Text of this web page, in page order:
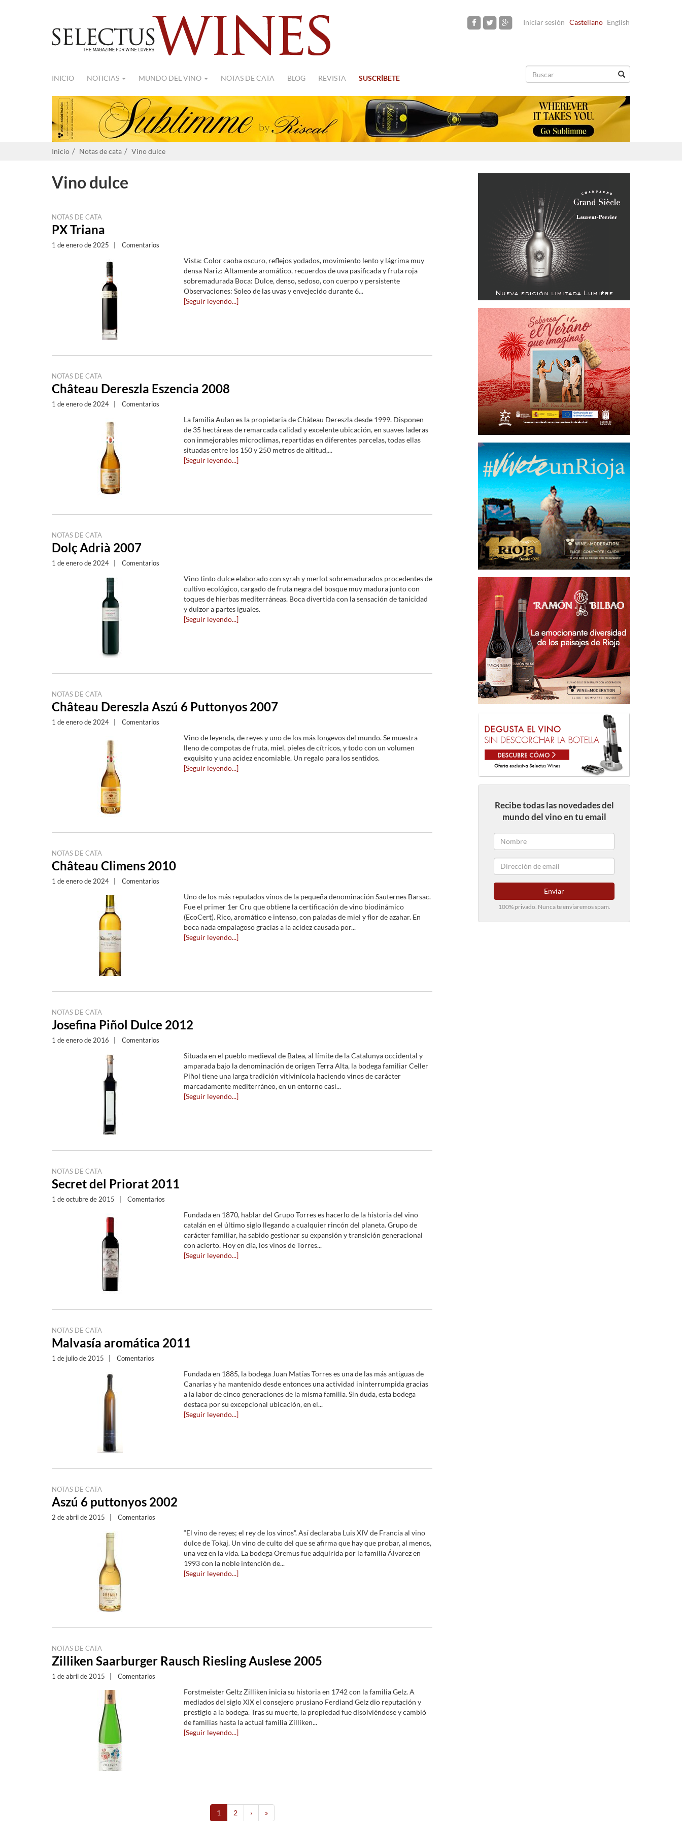
Iniciar sesión Castellano English
INICIO NOTICIAS MUNDO DEL VINO NOTAS DE CATA BLOG REVISTA SUSCRÍBETE
Inicio Notas de cata Vino dulce
Vino dulce
NOTAS DE CATA
PX Triana
1 de enero de 2025 Comentarios
Vista: Color caoba oscuro, reflejos yodados, movimiento lento y lágrima muy
densa Nariz: Altamente aromático, recuerdos de uva pasificada y fruta roja
sobremadurada Boca: Dulce, denso, sedoso, con cuerpo y persistente
Observaciones: Soleo de las uvas y envejecido durante 6...
[Seguir leyendo...]
NOTAS DE CATA
Château Dereszla Eszencia 2008
1 de enero de 2024 Comentarios
La familia Aulan es la propietaria de Château Dereszla desde 1999. Disponen
de 35 hectáreas de remarcada calidad y excelente ubicación, en suaves laderas
con inmejorables microclimas, repartidas en diferentes parcelas, todas ellas
situadas entre los 150 y 250 metros de altitud,...
[Seguir leyendo...]
NOTAS DE CATA
Dolç Adrià 2007
1 de enero de 2024 Comentarios
Vino tinto dulce elaborado con syrah y merlot sobremadurados procedentes de
cultivo ecológico, cargado de fruta negra del bosque muy madura junto con
toques de hierbas mediterráneas. Boca divertida con la sensación de tanicidad
y dulzor a partes iguales.
[Seguir leyendo...]
NOTAS DE CATA
Château Dereszla Aszú 6 Puttonyos 2007
1 de enero de 2024 Comentarios
Vino de leyenda, de reyes y uno de los más longevos del mundo. Se muestra
lleno de compotas de fruta, miel, pieles de cítricos, y todo con un volumen
exquisito y una acidez encomiable. Un regalo para los sentidos.
[Seguir leyendo...]
NOTAS DE CATA
Château Climens 2010
1 de enero de 2024 Comentarios
Uno de los más reputados vinos de la pequeña denominación Sauternes Barsac.
Fue el primer 1er Cru que obtiene la certificación de vino biodinámico
(EcoCert). Rico, aromático e intenso, con paladas de miel y flor de azahar. En
boca nada empalagoso gracias a la acidez causada por...
[Seguir leyendo...]
NOTAS DE CATA
Josefina Piñol Dulce 2012
1 de enero de 2016 Comentarios
Situada en el pueblo medieval de Batea, al límite de la Catalunya occidental y
amparada bajo la denominación de origen Terra Alta, la bodega familiar Celler
Piñol tiene una larga tradición vitivinícola haciendo vinos de carácter
marcadamente mediterráneo, en un entorno casi...
[Seguir leyendo...]
NOTAS DE CATA
Secret del Priorat 2011
1 de octubre de 2015 Comentarios
Fundada en 1870, hablar del Grupo Torres es hacerlo de la historia del vino
catalán en el último siglo llegando a cualquier rincón del planeta. Grupo de
carácter familiar, ha sabido gestionar su expansión y transición generacional
con acierto. Hoy en día, los vinos de Torres...
[Seguir leyendo...]
NOTAS DE CATA
Malvasía aromática 2011
1 de julio de 2015 Comentarios
Fundada en 1885, la bodega Juan Matías Torres es una de las más antiguas de
Canarias y ha mantenido desde entonces una actividad ininterrumpida gracias
a la labor de cinco generaciones de la misma familia. Sin duda, esta bodega
destaca por su excepcional ubicación, en el...
[Seguir leyendo...]
NOTAS DE CATA
Aszú 6 puttonyos 2002
2 de abril de 2015 Comentarios
“El vino de reyes; el rey de los vinos”. Así declaraba Luis XIV de Francia al vino
dulce de Tokaj. Un vino de culto del que se afirma que hay que probar, al menos,
una vez en la vida. La bodega Oremus fue adquirida por la familia Álvarez en
1993 con la noble intención de...
[Seguir leyendo...]
NOTAS DE CATA
Zilliken Saarburger Rausch Riesling Auslese 2005
1 de abril de 2015 Comentarios
Forstmeister Geltz Zilliken inicia su historia en 1742 con la familia Gelz. A
mediados del siglo XIX el consejero prusiano Ferdiand Gelz dio reputación y
prestigio a la bodega. Tras su muerte, la propiedad fue disolviéndose y cambió
de familias hasta la actual familia Zilliken...
[Seguir leyendo...]
1 2 › »
Recibe todas las novedades del
mundo del vino en tu email
Enviar
100% privado. Nunca te enviaremos spam.